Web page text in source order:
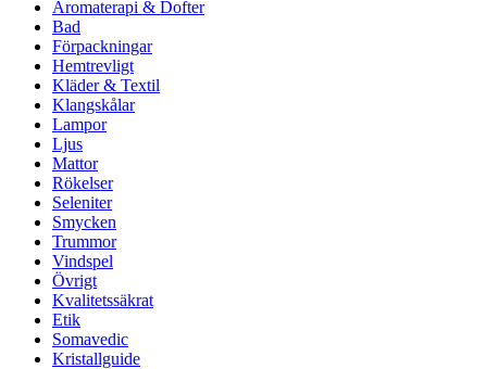
Aromaterapi & Dofter
Bad
Förpackningar
Hemtrevligt
Kläder & Textil
Klangskålar
Lampor
Ljus
Mattor
Rökelser
Seleniter
Smycken
Trummor
Vindspel
Övrigt
Kvalitetssäkrat
Etik
Somavedic
Kristallguide